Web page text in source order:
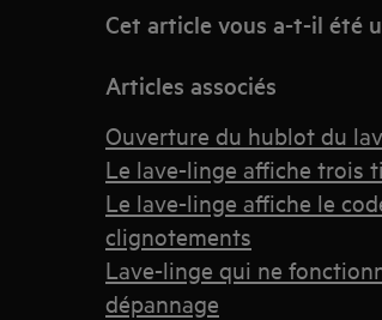
Cet article vous a-t-il été
Articles associés
Ouverture du hublot du
Le lave-linge affiche trois
Le lave-linge affiche le
clignotements
Lave-linge qui ne
dépannage